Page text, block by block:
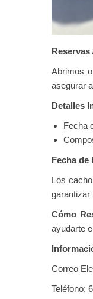
Abrimos
asegurar
Detalles
Fecha
Fecha de
Los
garantizar
Cómo
ayudarte
Correo
Teléfono: